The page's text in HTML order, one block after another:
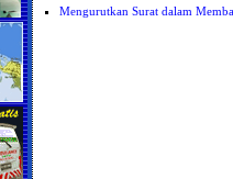
Mengurutkan Surat dalam